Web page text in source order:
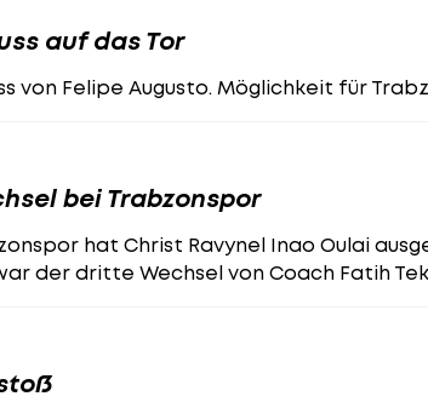
auf das Tor
von Felipe Augusto. Möglichkeit für
bei Trabzonspor
hat Christ Ravynel Inao Oulai
der dritte Wechsel von Coach Fatih